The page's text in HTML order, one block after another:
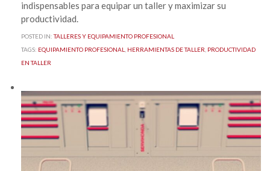
indispensables para equipar un taller y maximizar su
productividad.
POSTED IN:TALLERES Y EQUIPAMIENTO PROFESIONAL
TAGS: EQUIPAMIENTO PROFESIONAL HERRAMIENTAS DE TALLER PRODUCTIVIDAD
EN TALLER